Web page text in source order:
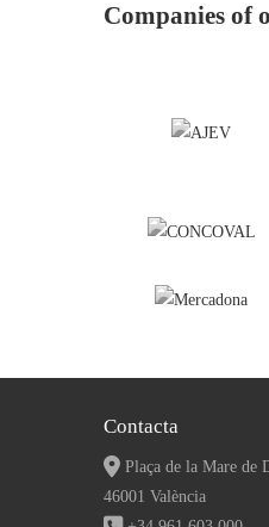
Companies of
Contacta
Plaça de la Mare de
46001 València